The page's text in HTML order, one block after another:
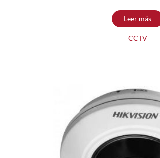
Leer más
CCTV